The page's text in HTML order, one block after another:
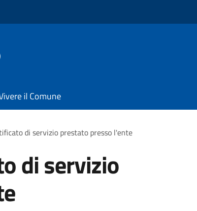
il Comune
di servizio prestato presso l'ente
di servizio